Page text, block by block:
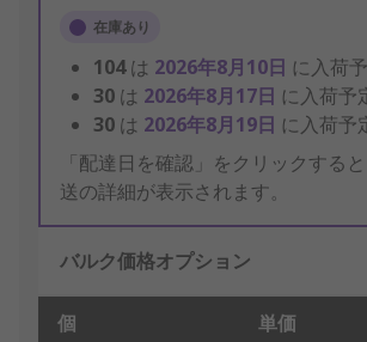
在庫あり
104は 2026年8月10日 に入荷
30 は 2026年8月17日 に入荷予
30 は 2026年8月19日 に入荷予
「配達日を確認」をクリックする
送の詳細が表示されます。
バルク価格オプション
個 単価